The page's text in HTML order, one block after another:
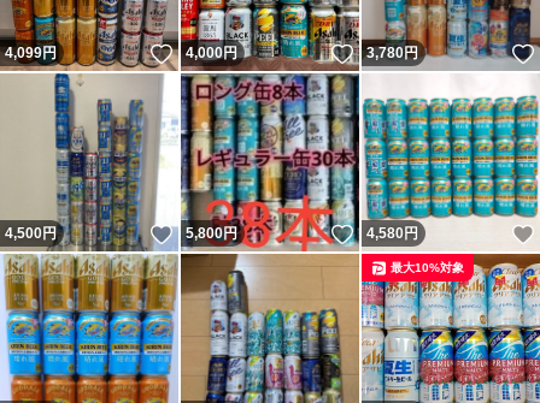
4,099円 いいね！
4,000円 いいね！
3,780円
4,500円 いいね！
5,800円 いいね！
4,580円
最大10%対象